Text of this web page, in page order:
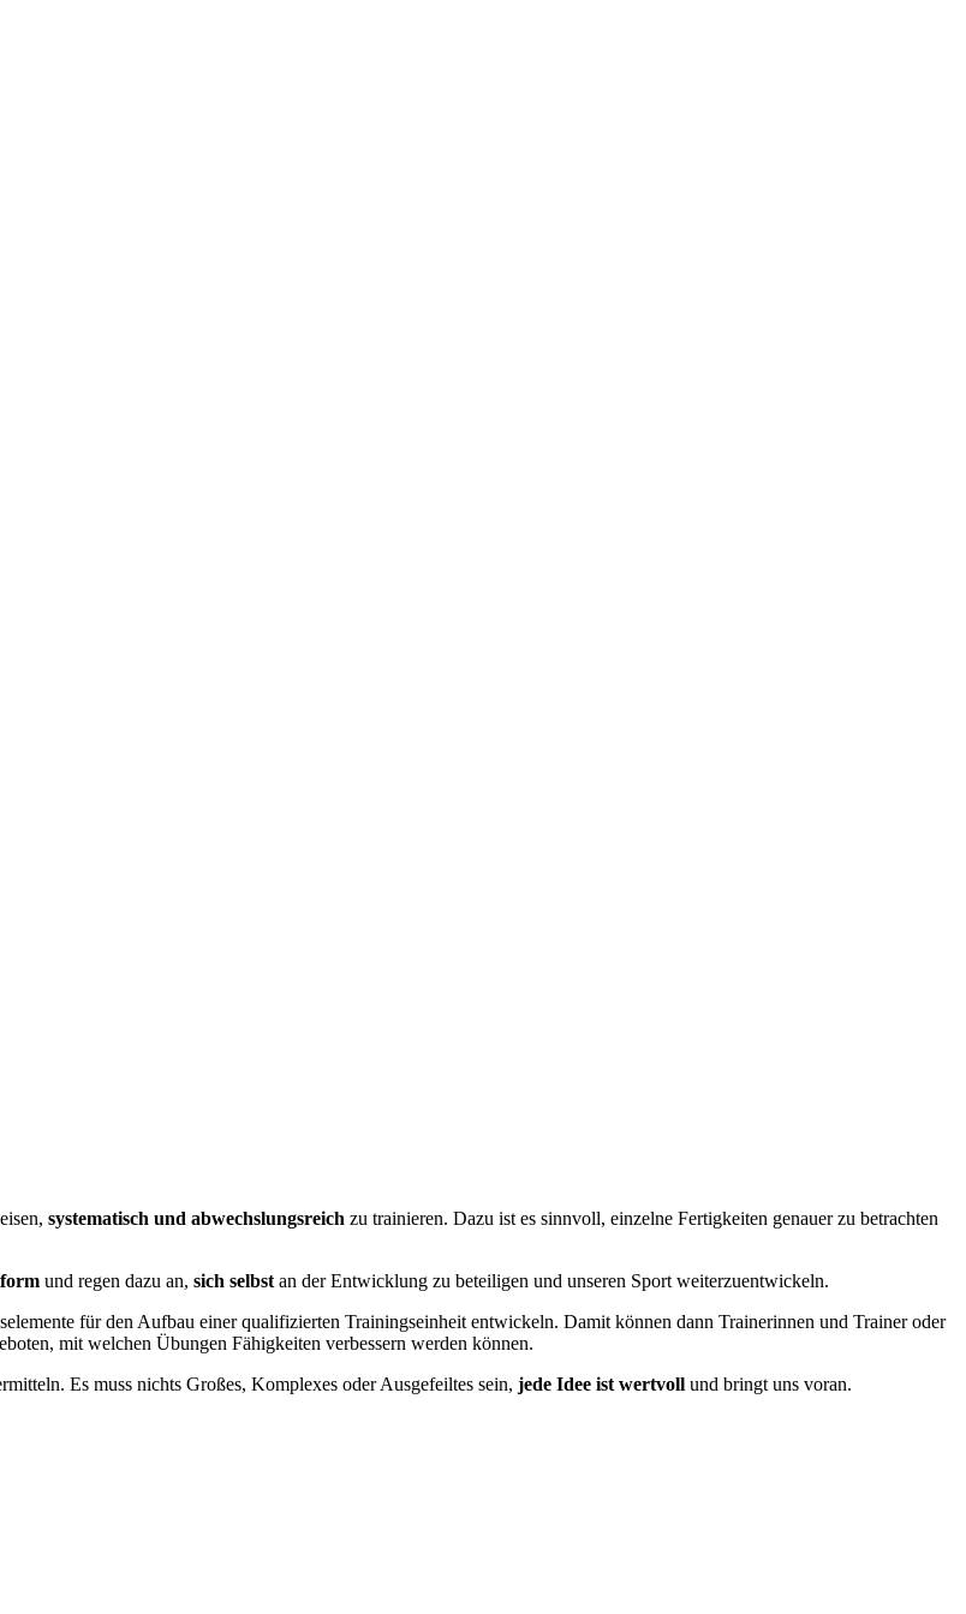
systematisch und abwechslungsreich zu trainieren. Dazu ist es sinnvoll, einzelne Fertigkeiten genauer zu betrachten
und regen dazu an, sich selbst an der Entwicklung zu beteiligen und unseren Sport weiterzuentwickeln.
für den Aufbau einer qualifizierten Trainingseinheit entwickeln. Damit können dann Trainerinnen und Trainer oder
mit welchen Übungen Fähigkeiten verbessern werden können.
Es muss nichts Großes, Komplexes oder Ausgefeiltes sein, jede Idee ist wertvoll und bringt uns voran.